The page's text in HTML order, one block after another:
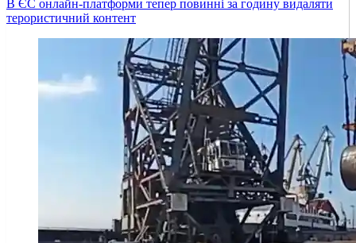
В ЄС онлайн-платформи тепер повинні за годину видаляти
терористичний контент